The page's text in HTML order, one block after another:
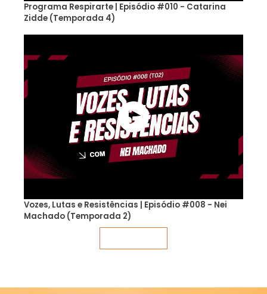
Programa Respirarte | Episódio #010 - Catarina
Zidde (Temporada 4)
Vozes, Lutas e Resistências | Episódio #008 - Nei
Machado (Temporada 2)